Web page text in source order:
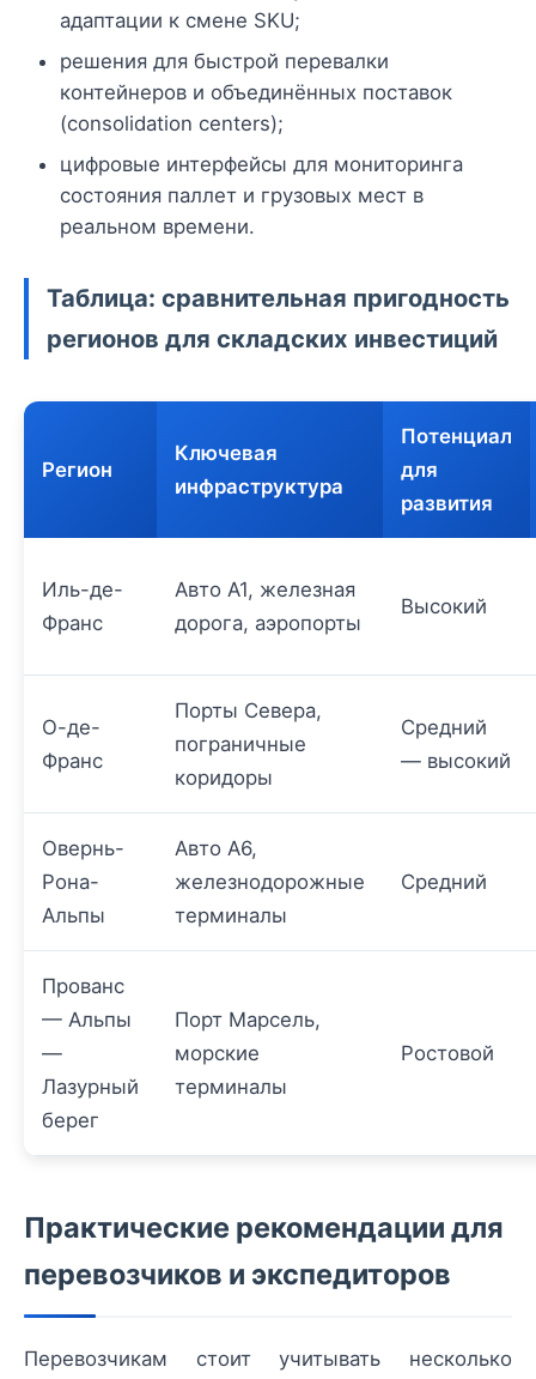
адаптации к смене SKU;
решения для быстрой перевалки
контейнеров и объединённых поставок
(consolidation centers);
цифровые интерфейсы для мониторинга
состояния паллет и грузовых мест в
реальном времени.
Таблица: сравнительная пригодность
регионов для складских инвестиций
Регион
Ключевая
инфраструктура
Потенциал
для
развития
Иль-де-
Франс
Авто A1, железная
дорога, аэропорты
Высокий
О-де-
Франс
Порты Севера,
пограничные
коридоры
Средний
— высокий
Овернь-
Рона-
Альпы
Авто A6,
железнодорожные
терминалы
Средний
Прованс
— Альпы
—
Лазурный
берег
Порт Марсель,
морские
терминалы
Ростовой
Практические рекомендации для
перевозчиков и экспедиторов
Перевозчикам стоит учитывать несколько